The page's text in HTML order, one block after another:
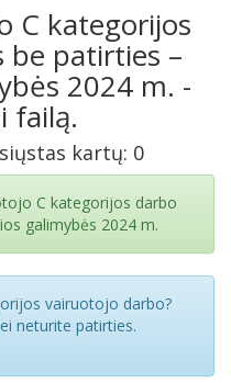
C kategorijos
be patirties –
2024 m. -
failą.
kartų: 0
C kategorijos darbo
galimybės 2024 m.
vairuotojo darbo?
neturite patirties.